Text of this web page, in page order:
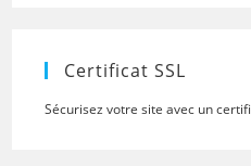
Certificat SSL
Sécurisez votre site avec un